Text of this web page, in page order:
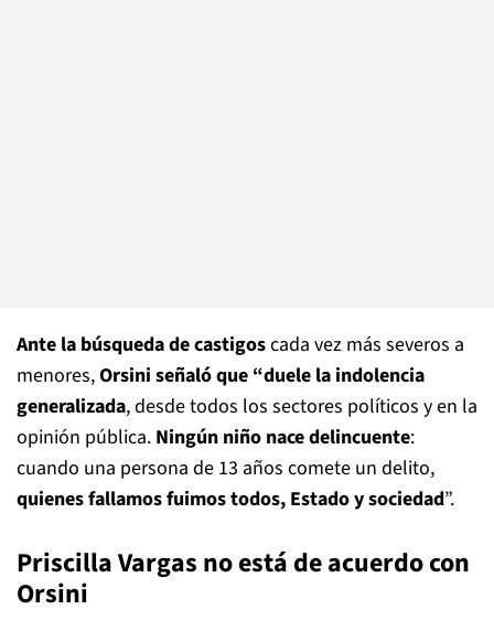
Ante la búsqueda de castigoscada vez más severos a
menores,Orsini señaló que “duele la indolencia
generalizada, desde todos los sectores políticos y en la
opinión pública. Ningún niño nace delincuente:
cuando una persona de 13 años comete un delito,
quienes fallamos fuimos todos, Estado y sociedad”.
Priscilla Vargas no está de acuerdo con
Orsini